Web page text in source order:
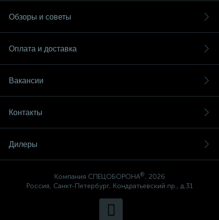
Обзоры и советы
Оплата и доставка
Вакансии
Контакты
Дилеры
Компания СПЕЦОБОРОНА®, 2026
Россия, Санкт-Петербург, Кондратьевский пр., д.31